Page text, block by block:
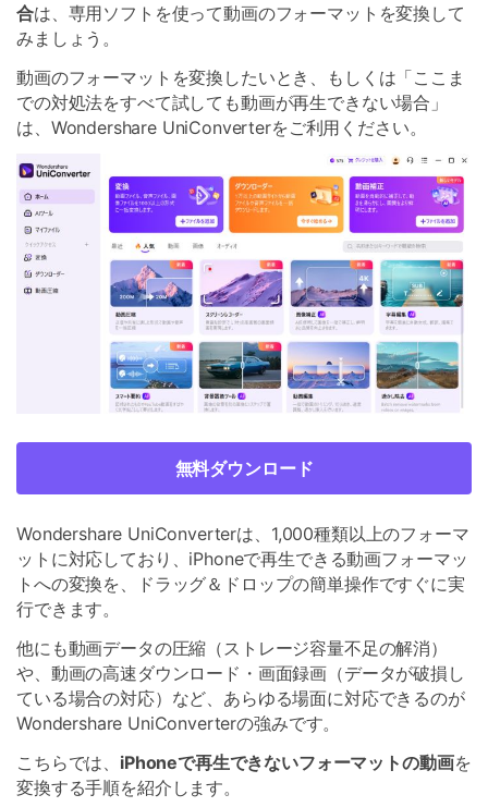
合は、専用ソフトを使って動画のフォーマットを変換して
みましょう。
動画のフォーマットを変換したいとき、もしくは「ここま
での対処法をすべて試しても動画が再生できない場合」
は、Wondershare UniConverterをご利用ください。
無料ダウンロード
Wondershare UniConverterは、1,000種類以上のフォーマ
ットに対応しており、iPhoneで再生できる動画フォーマッ
トへの変換を、ドラッグ＆ドロップの簡単操作ですぐに実
行できます。
他にも動画データの圧縮（ストレージ容量不足の解消）
や、動画の高速ダウンロード・画面録画（データが破損し
ている場合の対応）など、あらゆる場面に対応できるのが
Wondershare UniConverterの強みです。
こちらでは、 iPhoneで再生できないフォーマットの動画を
変換する手順を紹介します。